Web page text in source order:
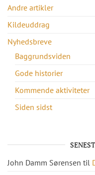
Andre artikler
Kildeuddrag
Nyhedsbreve
Baggrundsviden
Gode historier
Kommende aktiviteter
Siden sidst
John Damm Sørensen til